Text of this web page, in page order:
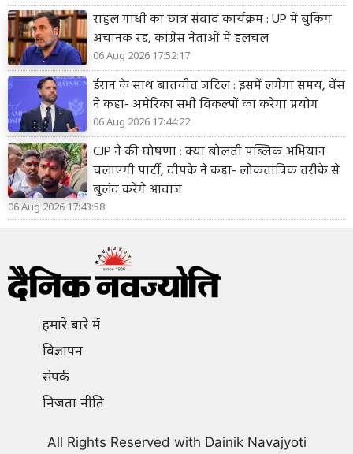
राहुल गांधी का छात्र संवाद कार्यक्रम : UP में बुकिंग
अचानक रद्द, कांग्रेस नेताओं में हलचल
06 Aug 2026 17:52:17
ईरान के साथ बातचीत जटिल : इसमें लगेगा समय, वेंस
ने कहा- अमेरिका सभी विकल्पों का करेगा प्रयोग
06 Aug 2026 17:44:22
CJP ने की घोषणा : क्या बोलती पब्लिक अभियान
चलाएगी पार्टी, दीपके ने कहा- लोकतांत्रिक तरीके से
बुलंद करेंगे आवाज
06 Aug 2026 17:43:58
हमारे बारे में
विज्ञापन
संपर्क
निजता नीति
All Rights Reserved with Dainik Navajyoti